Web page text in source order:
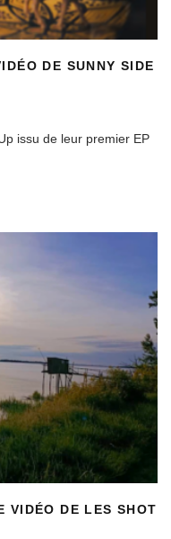
DE SUNNY SIDE
issu de leur premier EP
VIDÉO DE LES SHOT